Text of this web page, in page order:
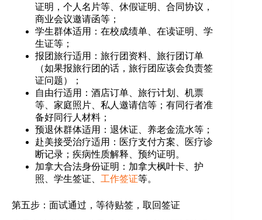
证明，个人名片等、休假证明、合同协议，
商业会议邀请函等；
学生群体适用：在校成绩单、在读证明、学
生证等；
报团旅行适用：旅行团资料、旅行团订单
（如果报旅行团的话，旅行团应该会负责签
证问题）；
自由行适用：酒店订单、旅行计划、机票
等、家庭照片、私人邀请信等；有同行者准
备好同行人材料；
预退休群体适用：退休证、养老金流水等；
赴美接受治疗适用：医疗支付方案、医疗诊
断记录；疾病性质解释、预约证明。
加拿大合法身份证明：加拿大枫叶卡、护
照、学生签证、 工作签证等。
第五步：面试通过，等待贴签，取回签证